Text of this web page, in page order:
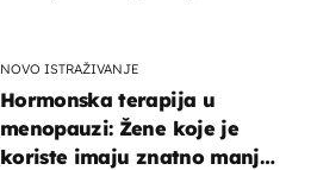
NOVO ISTRAŽIVANJE
Hormonska terapija u
menopauzi: Žene koje je
koriste imaju znatno manji